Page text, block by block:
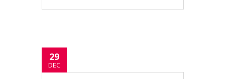
29
DEC